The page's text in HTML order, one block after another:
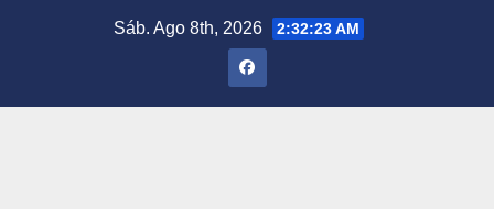
Sáb. Ago 8th, 2026 2:32:24 AM